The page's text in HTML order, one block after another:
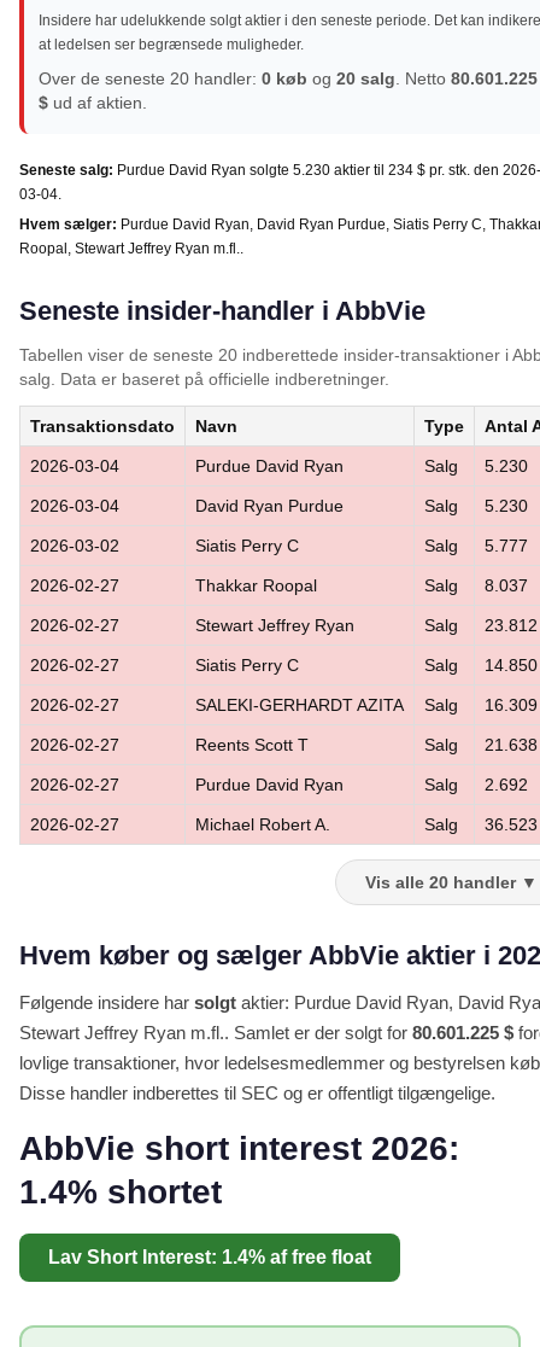
Insidere har udelukkende solgt aktier i den seneste periode. Det kan
at ledelsen ser begrænsede muligheder.
Over de seneste 20 handler: 0 køb og 20 salg . Netto 80.601.225
$ ud af aktien.
Seneste salg: Purdue David Ryan solgte 5.230 aktier til 234 $ pr. stk. den 2026-
03-04.
Hvem sælger: Purdue David Ryan, David Ryan Purdue, Siatis Perry C,
Roopal, Stewart Jeffrey Ryan m.fl..
Seneste insider-handler i AbbVie
Tabellen viser de seneste 20 indberettede insider-transaktioner i
salg. Data er baseret på officielle indberetninger.
Transaktionsdato Navn Type Antal
2026-03-04 Purdue David Ryan Salg 5.230
2026-03-04 David Ryan Purdue Salg 5.230
2026-03-02 Siatis Perry C Salg 5.777
2026-02-27 Thakkar Roopal Salg 8.037
2026-02-27 Stewart Jeffrey Ryan Salg 23.812
2026-02-27 Siatis Perry C Salg 14.850
2026-02-27 SALEKI-GERHARDT AZITA Salg 16.309
2026-02-27 Reents Scott T Salg 21.638
2026-02-27 Purdue David Ryan Salg 2.692
2026-02-27 Michael Robert A. Salg 36.523
Vis alle 20 handler ▼
Hvem køber og sælger AbbVie aktier i
Følgende insidere har solgt aktier: Purdue David Ryan, David
Stewart Jeffrey Ryan m.fl.. Samlet er der solgt for 80.601.225 $
lovlige transaktioner, hvor ledelsesmedlemmer og bestyrelsen
Disse handler indberettes til SEC og er offentligt tilgængelige.
AbbVie short interest 2026:
1.4% shortet
Lav Short Interest: 1.4% af free float